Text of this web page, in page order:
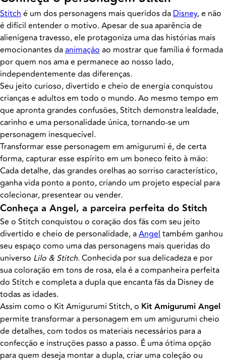
Stitché um dos personagens mais queridos daDisney, e não
é difícil entender o motivo. Apesar de sua aparência de
alienígena travesso, ele protagoniza uma das histórias mais
emocionantes daanimaçãoao mostrar que família é formada
por quem nos ama e permanece ao nosso lado,
independentemente das diferenças.
Seu jeito curioso, divertido e cheio de energia conquistou
crianças e adultos em todo o mundo. Ao mesmo tempo em
que apronta grandes confusões, Stitch demonstra lealdade,
carinho e uma personalidade única, tornando-se um
personagem inesquecível.
Transformar esse personagem em amigurumi é, de certa
forma, capturar esse espírito em um boneco feito à mão:
Cada detalhe, das grandes orelhas ao sorriso característico,
ganha vida ponto a ponto, criando um projeto especial para
colecionar, presentear ou vender.
Conheça a Angel, a parceira perfeita do Stitch
Se o Stitch conquistou o coração dos fãs com seu jeito
divertido e cheio de personalidade, aAngeltambém ganhou
seu espaço como uma das personagens mais queridas do
universo Lilo & Stitch. Conhecida por sua delicadeza e por
sua coloração em tons de rosa, ela é a companheira perfeita
do Stitch e completa a dupla que encanta fãs da Disney de
todas as idades.
Assim como o Kit Amigurumi Stitch, o Kit Amigurumi Angel
permite transformar a personagem em um amigurumi cheio
de detalhes, com todos os materiais necessários para a
confecção e instruções passo a passo. É uma ótima opção
para quem deseja montar a dupla, criar uma coleção ou